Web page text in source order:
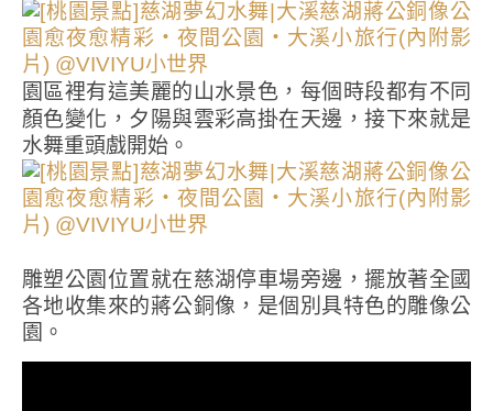
園區裡有這美麗的山水景色，每個時段都有不同
顏色變化，夕陽與雲彩高掛在天邊，接下來就是
水舞重頭戲開始。
雕塑公園位置就在慈湖停車場旁邊，擺放著全國
各地收集來的蔣公銅像，是個別具特色的雕像公
園。